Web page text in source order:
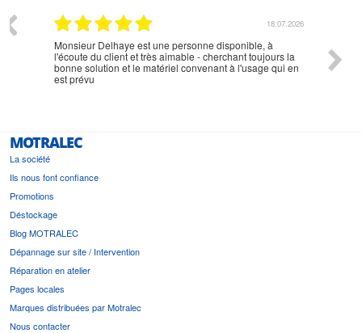
18.07.2026
Monsieur Delhaye est une personne disponible, à
l'écoute du client et très aimable - cherchant toujours la
bonne solution et le matériel convenant à l'usage qui en
est prévu
MOTRALEC
La société
Ils nous font confiance
Promotions
Déstockage
Blog MOTRALEC
Dépannage sur site / Intervention
Réparation en atelier
Pages locales
Marques distribuées par Motralec
Nous contacter